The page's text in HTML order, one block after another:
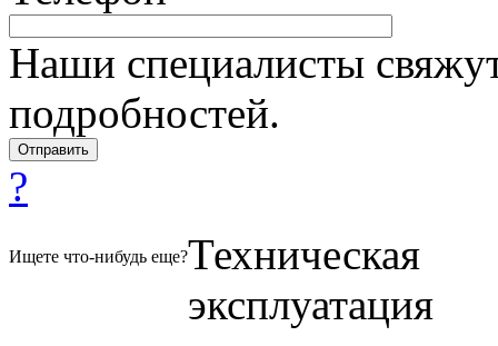
Наши специалисты
подробностей.
?
Ищете что-нибудь еще?Техническая
эксплуатация